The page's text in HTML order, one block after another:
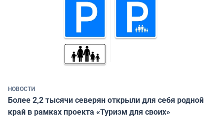
НОВОСТИ
Более 2,2 тысячи северян открыли для себя родной
край в рамках проекта «Туризм для своих»